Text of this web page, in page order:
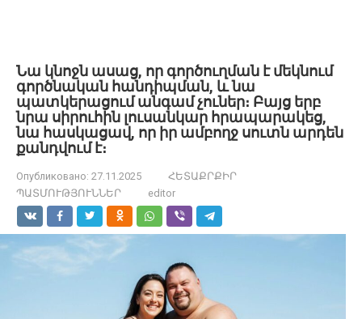
Նա կնոջն ասաց, որ գործուղման է մեկնում
գործնական հանդիպման, և նա
պատկերացում անգամ չուներ։ Բայց երբ
նրա սիրուհին լուսանկար հրապարակեց,
նա հասկացավ, որ իր ամբողջ սուտն արդեն
քանդվում է։
Опубликовано: 27.11.2025
ՀԵՏԱՔՐՔԻՐ
ՊԱՏՄՈՒԹՅՈՒՆՆԵՐ
editor